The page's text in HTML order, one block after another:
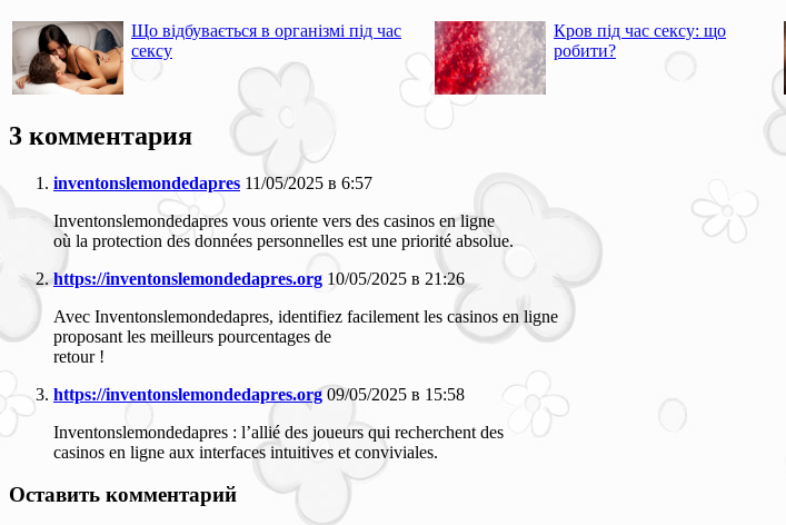
Що відбувається в організмі під час
сексу
Кров під час сексу: що
робити?
3 комментария
inventonslemondedapres 11/05/2025 в 6:57
Inventonslemondedapres vous oriente vers des casinos en ligne
où la protection des données personnelles est une priorité absolue.
https://inventonslemondedapres.org 10/05/2025 в 21:26
Avec Inventonslemondedapres, identifiez facilement les casinos en ligne
proposant les meilleurs pourcentages de
retour !
https://inventonslemondedapres.org 09/05/2025 в 15:58
Inventonslemondedapres : l’allié des joueurs qui recherchent des
casinos en ligne aux interfaces intuitives et conviviales.
Оставить комментарий